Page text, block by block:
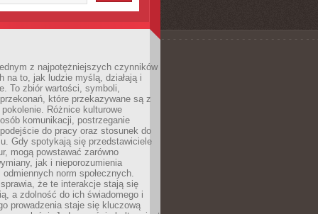
z najpotężniejszych czynników
na to, jak ludzie myślą, działają i
To zbiór wartości, symboli,
które przekazywane są z
Różnice kulturowe
komunikacji, postrzeganie
do pracy oraz stosunek do
Gdy spotykają się przedstawiciele
mogą powstawać zarówno
jak i nieporozumienia
norm społecznych.
że te interakcje stają się
a zdolność do ich świadomego i
prowadzenia staje się kluczową